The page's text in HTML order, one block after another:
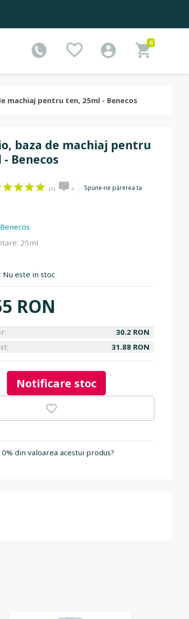
0
machiaj pentru ten, 25ml - Benecos
baza de machiaj pentru
Benecos
(1) 0 Spune-ne părerea ta
Benecos
25ml
Nu este in stoc
RON
30.2 RON
31.88 RON
Notificare stoc
din valoarea acestui produs?